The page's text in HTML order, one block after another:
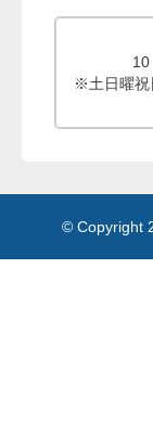
※土日曜祝
© Copyright